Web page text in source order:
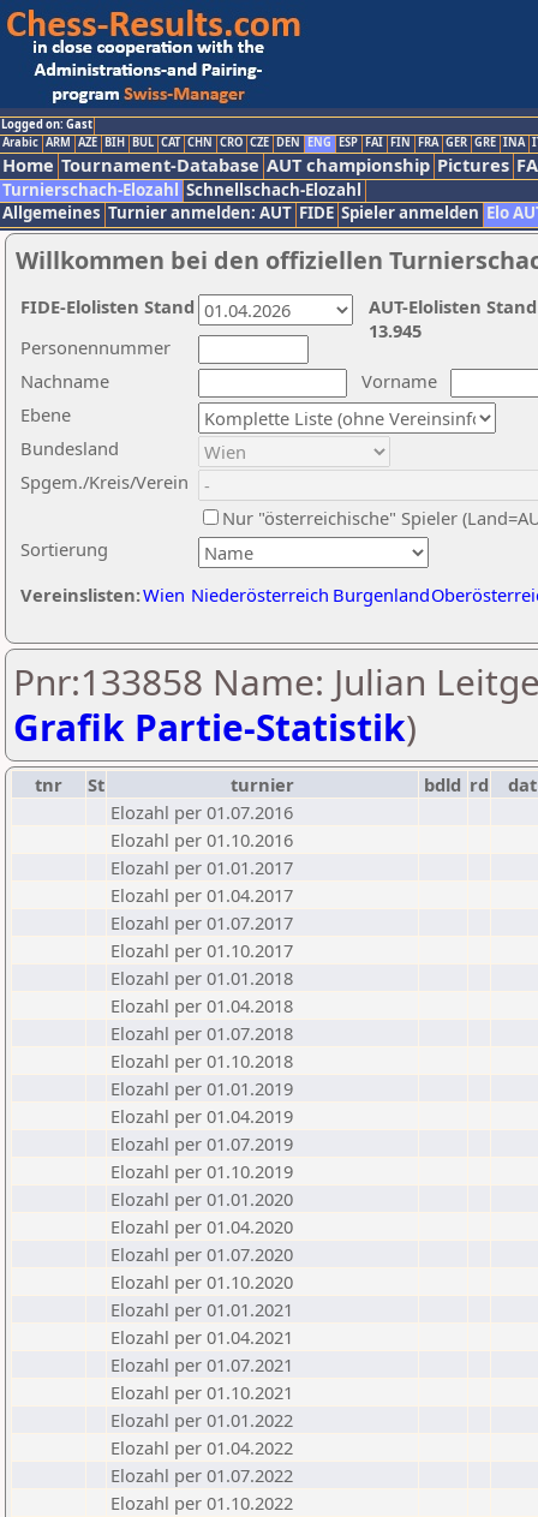
Logged on: Gast
Arabic ARM AZE BIH BUL CAT CHN CRO CZE DEN ENG ESP FAI FIN FRA GER GRE INA
Home Tournament-Database AUT championship Pictures
Turnierschach-Elozahl Schnellschach-Elozahl
Allgemeines Turnier anmelden: AUT FIDE Spieler anmelden Elo
Willkommen bei den offiziellen
Nachname
Vorname
Ebene
Sortierung
Personennummer
Bundesland
Spgem./Kreis/Verein
Nur "österreichische" Spieler
Vereinslisten:Wien Niederösterreich Burgenland
AUT-Elolisten
13.945
FIDE-Elolisten Stand
Pnr:133858 Name: Julian
Grafik Partie-Statistik)
tnr St turnier bdld rd
Elozahl per 01.07.2016
Elozahl per 01.10.2016
Elozahl per 01.01.2017
Elozahl per 01.04.2017
Elozahl per 01.07.2017
Elozahl per 01.10.2017
Elozahl per 01.01.2018
Elozahl per 01.04.2018
Elozahl per 01.07.2018
Elozahl per 01.10.2018
Elozahl per 01.01.2019
Elozahl per 01.04.2019
Elozahl per 01.07.2019
Elozahl per 01.10.2019
Elozahl per 01.01.2020
Elozahl per 01.04.2020
Elozahl per 01.07.2020
Elozahl per 01.10.2020
Elozahl per 01.01.2021
Elozahl per 01.04.2021
Elozahl per 01.07.2021
Elozahl per 01.10.2021
Elozahl per 01.01.2022
Elozahl per 01.04.2022
Elozahl per 01.07.2022
Elozahl per 01.10.2022